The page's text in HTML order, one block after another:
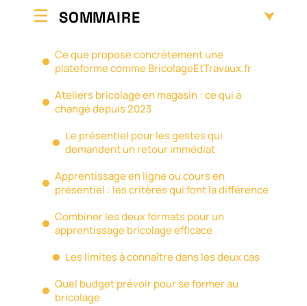
SOMMAIRE
Ce que propose concrètement une
plateforme comme BricolageEtTravaux.fr
Ateliers bricolage en magasin : ce qui a
changé depuis 2023
Le présentiel pour les gestes qui
demandent un retour immédiat
Apprentissage en ligne ou cours en
présentiel : les critères qui font la différence
Combiner les deux formats pour un
apprentissage bricolage efficace
Les limites à connaître dans les deux cas
Quel budget prévoir pour se former au
bricolage